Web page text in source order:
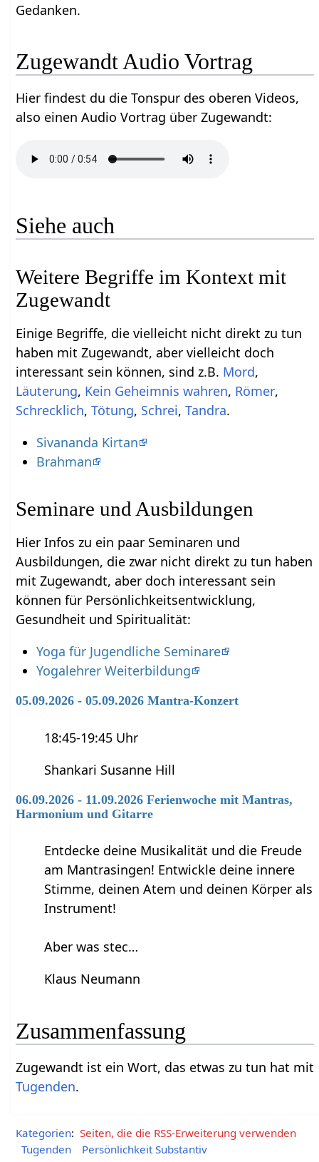
Gedanken.
Zugewandt‏‎ Audio Vortrag
Hier findest du die Tonspur des oberen Videos,
also einen Audio Vortrag über Zugewandt‏‎:
Siehe auch
Weitere Begriffe im Kontext mit
Einige Begriffe, die vielleicht nicht direkt zu tun
haben mit Zugewandt‏‎, aber vielleicht doch
interessant sein können, sind z.B.
,
, ,
,
, , ,Tandra.
Sivananda Kirtan
Brahman
Seminare und Ausbildungen
Hier Infos zu ein paar Seminaren und
Ausbildungen, die zwar nicht direkt zu tun haben
mit Zugewandt‏‎, aber doch interessant sein
können für Persönlichkeitsentwicklung,
Gesundheit und Spiritualität:
Yoga für Jugendliche Seminare
Yogalehrer Weiterbildung
05.09.2026 - 05.09.2026 Mantra-Konzert
18:45-19:45 Uhr
Shankari Susanne Hill
06.09.2026 - 11.09.2026 Ferienwoche mit Mantras,
Harmonium und Gitarre
Entdecke deine Musikalität und die Freude
am Mantrasingen! Entwickle deine innere
Stimme, deinen Atem und deinen Körper als
Instrument!
Aber was stec…
Klaus Neumann
Zusammenfassung
Zugewandt‏‎ ist ein Wort, das etwas zu tun hat mit
Tugenden.
Kategorien: Seiten, die die RSS-Erweiterung verwenden
Tugenden
Persönlichkeit Substantiv